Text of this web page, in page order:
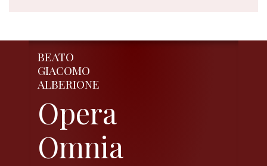
BEATO
GIACOMO
ALBERIONE
Opera
Omnia